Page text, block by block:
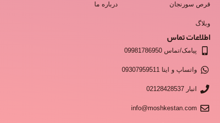
قرص سورنجان
وبلاگ
درباره ما
اطلاعات تماس
پیامک/تماس 09981786950
واتساپ و ایتا 09307959511
انبار 02128428537
info@moshkestan.com